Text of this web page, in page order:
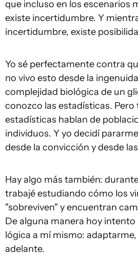
que incluso en los escenarios
existe incertidumbre. Y
incertidumbre, existe
Yo sé perfectamente contra
no vivo esto desde la
complejidad biológica de un
conozco las estadísticas. Pero
estadísticas hablan de
individuos. Y yo decidí
desde la convicción y desde
Hay algo más también:
trabajé estudiando cómo los
"sobreviven" y encuentran
De alguna manera hoy intento
lógica a mí mismo:
adelante.